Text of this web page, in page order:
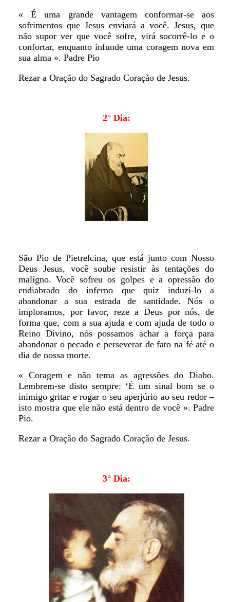
« É uma grande vantagem conformar-se aos
sofrimentos que Jesus enviará a você. Jesus, que
não supor ver que você sofre, virá socorrê-lo e o
confortar, enquanto infunde uma coragem nova em
sua alma ». Padre Pio
Rezar a Oração do Sagrado Coração de Jesus.
2° Dia:
São Pio de Pietrelcina, que está junto com Nosso
Deus Jesus, você soube resistir às tentações do
malígno. Você sofreu os golpes e a opressão do
endiabrado do inferno que quiz induzi-lo a
abandonar a sua estrada de santidade. Nós o
imploramos, por favor, reze a Deus por nós, de
forma que, com a sua ajuda e com ajuda de todo o
Reino Divino, nós possamos achar a força para
abandonar o pecado e perseverar de fato na fé até o
dia de nossa morte.
« Coragem e não tema as agressões do Diabo.
Lembrem-se disto sempre: ‘É um sinal bom se o
inimigo gritar e rogar o seu aperjúrio ao seu redor –
isto mostra que ele não está dentro de você ». Padre
Pio.
Rezar a Oração do Sagrado Coração de Jesus.
3° Dia: